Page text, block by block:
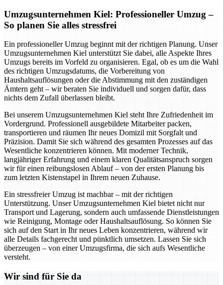
Umzugsunternehmen Kiel: Professioneller Umzug –
So planen Sie alles stressfrei
Ein professioneller Umzug beginnt mit der richtigen Planung. Unser
Umzugsunternehmen Kiel unterstützt Sie dabei, alle Aspekte Ihres
Umzugs bereits im Vorfeld zu organisieren. Egal, ob es um die Wahl
des richtigen Umzugsdatums, die Vorbereitung von
Haushaltsauflösungen oder die Abstimmung mit den zuständigen
Ämtern geht – wir beraten Sie individuell und sorgen dafür, dass
nichts dem Zufall überlassen bleibt.
Bei unserem Umzugsunternehmen Kiel steht Ihre Zufriedenheit im
Vordergrund. Professionell ausgebildete Mitarbeiter packen,
transportieren und räumen Ihr neues Domizil mit Sorgfalt und
Präzision. Damit Sie sich während des gesamten Prozesses auf das
Wesentliche konzentrieren können. Mit moderner Technik,
langjähriger Erfahrung und einem klaren Qualitätsanspruch sorgen
wir für einen reibungslosen Ablauf – von der ersten Planung bis
zum letzten Kistenstapel in Ihrem neuen Zuhause.
Ein stressfreier Umzug ist machbar – mit der richtigen
Unterstützung. Unser Umzugsunternehmen Kiel bietet nicht nur
Transport und Lagerung, sondern auch umfassende Dienstleistungen
wie Reinigung, Montage oder Haushaltsauflösung. So können Sie
sich auf den Start in Ihr neues Leben konzentrieren, während wir
alle Details fachgerecht und pünktlich umsetzen. Lassen Sie sich
überzeugen – von einer Umzugsfirma, die sich aufs Wesentliche
versteht.
Wir sind für Sie da